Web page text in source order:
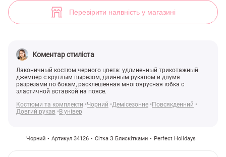
Перевірити наявність у магазині
Коментар стиліста
Лаконичный костюм черного цвета: удлиненный трикотажный
джемпер с круглым вырезом, длинным рукавом и двумя
разрезами по бокам, расклешенная многоярусная юбка с
эластичной вставкой на поясе.
Костюми та комплекти
Чорний Демісезонне
Повсякденний
Довгий рукав
В універ
Чорний Артикул 34126 Сітка З Блискітками Perfect Holidays
(арт. 34126) ♡ інтернет-магазин Gepur